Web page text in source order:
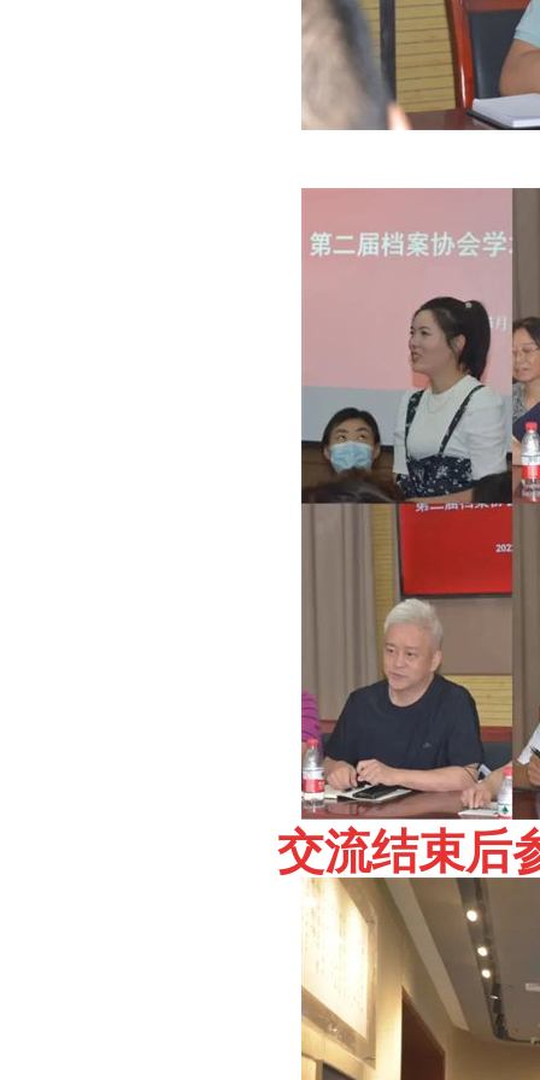
交流结束后